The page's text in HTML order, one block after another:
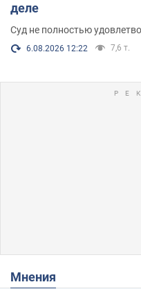
деле
Суд не полностью
6.08.2026 12:22 7,6 т.
Мнения